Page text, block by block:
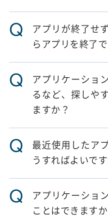
Q
アプリが終了せ
らアプリを終了
Q
アプリケーショ
るなど、探しや
ますか？
Q
最近使用したア
うすればよいです
Q
アプリケーショ
ことはできますか